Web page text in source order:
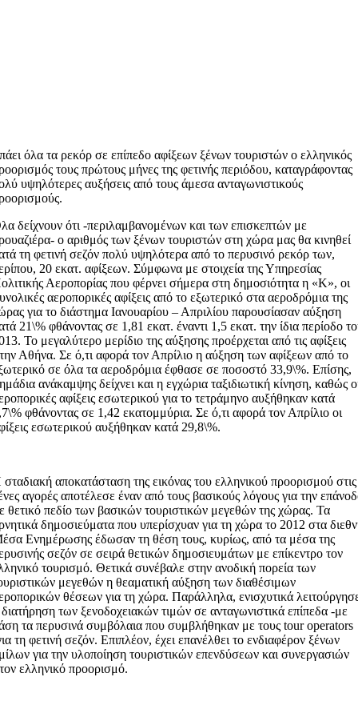
όλα τα ρεκόρ σε επίπεδο αφίξεων ξένων τουριστών ο ελληνικός
τους πρώτους μήνες της φετινής περιόδου, καταγράφοντας
υψηλότερες αυξήσεις από τους άμεσα ανταγωνιστικούς
δείχνουν ότι -περιλαμβανομένων και των επισκεπτών με
ο αριθμός των ξένων τουριστών στη χώρα μας θα κινηθεί
τη φετινή σεζόν πολύ υψηλότερα από το περυσινό ρεκόρ των,
20 εκατ. αφίξεων. Σύμφωνα με στοιχεία της Υπηρεσίας
Αεροπορίας που φέρνει σήμερα στη δημοσιότητα η «Κ», οι
αεροπορικές αφίξεις από το εξωτερικό στα αεροδρόμια της
για το διάστημα Ιανουαρίου – Απριλίου παρουσίασαν αύξηση
21\% φθάνοντας σε 1,81 εκατ. έναντι 1,5 εκατ. την ίδια περίοδο
Το μεγαλύτερο μερίδιο της αύξησης προέρχεται από τις αφίξεις
Αθήνα. Σε ό,τι αφορά τον Απρίλιο η αύξηση των αφίξεων από το
σε όλα τα αεροδρόμια έφθασε σε ποσοστό 33,9\%. Επίσης,
ανάκαμψης δείχνει και η εγχώρια ταξιδιωτική κίνηση, καθώς
αφίξεις εσωτερικού για το τετράμηνο αυξήθηκαν κατά
φθάνοντας σε 1,42 εκατομμύρια. Σε ό,τι αφορά τον Απρίλιο οι
εσωτερικού αυξήθηκαν κατά 29,8\%.
αποκατάσταση της εικόνας του ελληνικού προορισμού στις
αγορές αποτέλεσε έναν από τους βασικούς λόγους για την
θετικό πεδίο των βασικών τουριστικών μεγεθών της χώρας. Τα
δημοσιεύματα που υπερίσχυαν για τη χώρα το 2012 στα
Ενημέρωσης έδωσαν τη θέση τους, κυρίως, από τα μέσα της
σεζόν σε σειρά θετικών δημοσιευμάτων με επίκεντρο τον
τουρισμό. Θετικά συνέβαλε στην ανοδική πορεία των
μεγεθών η θεαματική αύξηση των διαθέσιμων
θέσεων για τη χώρα. Παράλληλα, ενισχυτικά
των ξενοδοχειακών τιμών σε ανταγωνιστικά επίπεδα -με
τα περυσινά συμβόλαια που συμβλήθηκαν με τους tοur operators
τη φετινή σεζόν. Επιπλέον, έχει επανέλθει το ενδιαφέρον ξένων
για την υλοποίηση τουριστικών επενδύσεων και συνεργασιών
ελληνικό προορισμό.